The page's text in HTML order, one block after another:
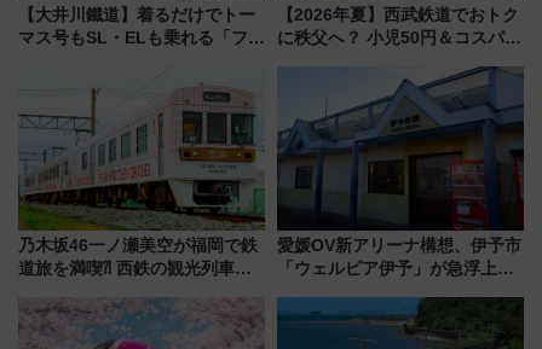
【大井川鐵道】着るだけでトー
マス号もSL・ELも乗れる「フリ
【2026年夏】西武鉄道でおトク
に秩父へ？ 小児50円＆コスパ最
族旅行！ 深夜の正丸トンネル探
検や特急ラビューも
乃木坂46一ノ瀬美空が福岡で鉄
道旅を満喫⁈ 西鉄の観光列車
CHIKUGO」で巡る福岡･太宰
府･柳川の旅！YouTubeが公開
愛媛OV新アリーナ構想、伊予市
「ウェルピア伊予」が急浮上！
で探る鉄道アクセスの未来